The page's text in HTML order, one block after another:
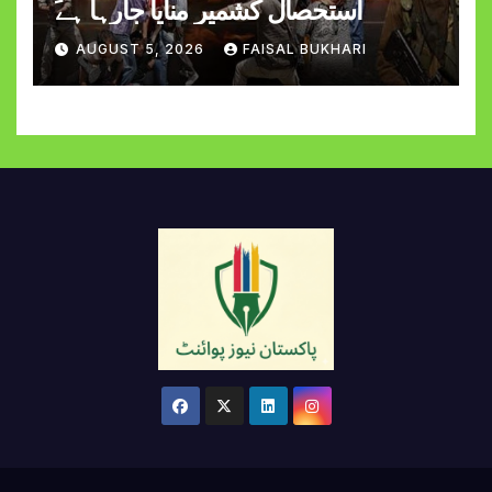
استحصالِ کشمیر منایا جارہا ہے
AUGUST 5, 2026 FAISAL BUKHARI